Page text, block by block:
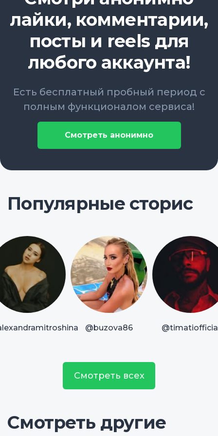
лайки, комментарии,
посты и reels для
любого аккаунта!
Есть бесплатный пробный период с
полным функционалом сервиса!
Смотреть анонимно
Популярные сторис
@buzova86
Смотреть всех
Смотреть другие